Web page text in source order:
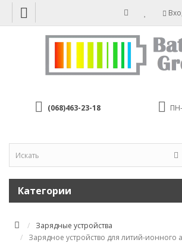
(068)463-23-18
Категории
Зарядные устройства
Зарядное устройство для литий-ионного